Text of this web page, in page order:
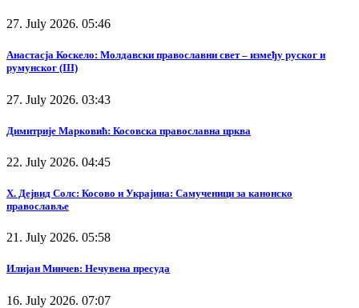
27. July 2026. 05:46
Анастасја Коскело: Молдавски православни свет – између руског и
румунског (III)
27. July 2026. 03:43
Димитрије Марковић: Косовска православна црква
22. July 2026. 04:45
Х. Дејвид Солс: Косово и Украјина: Самученици за канонско
православље
21. July 2026. 05:58
Илијан Минчев: Нечувена пресуда
16. July 2026. 07:07